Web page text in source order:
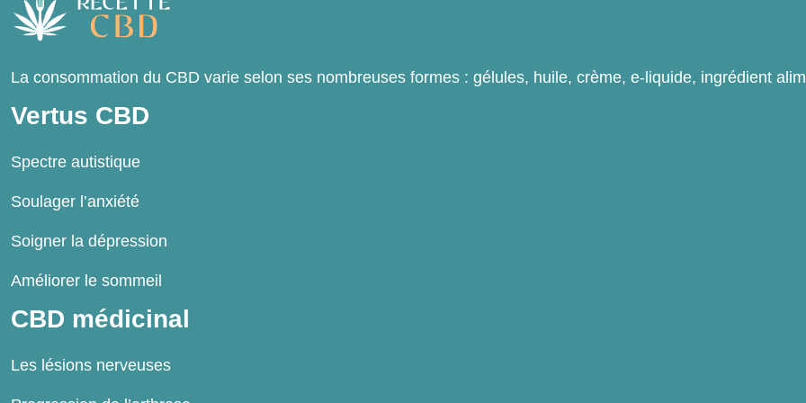
La consommation du CBD varie selon ses nombreuses formes : gélules, huile, crème, e-liquide, ingrédient
Vertus CBD
Spectre autistique
Soulager l’anxiété
Soigner la dépression
Améliorer le sommeil
CBD médicinal
Les lésions nerveuses